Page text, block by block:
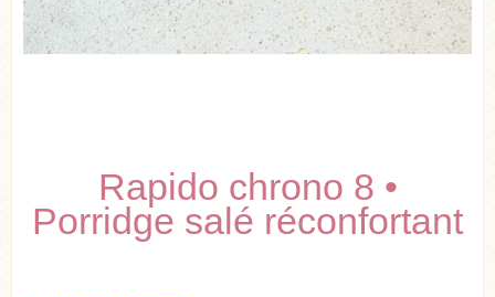
Rapido chrono 8 •
Porridge salé réconfortant